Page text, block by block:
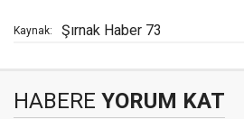
Kaynak: Şırnak Haber 73
HABERE YORUM KAT